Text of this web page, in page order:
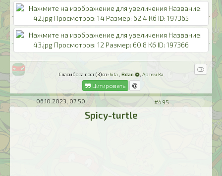
Спасибо за пост (3) от: kita Rdan Артём Ка
Цитировать
06.10.2023, 07:50 #495
Spicy-turtle